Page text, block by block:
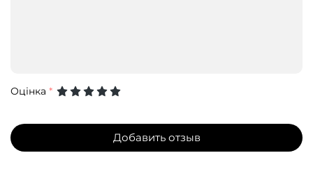
Оцінка *
Добавить отзыв